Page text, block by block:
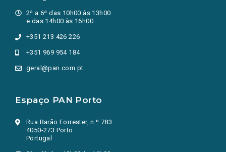
2ª a 6ª das 10h00 às 13h00
e das 14h00 às 16h00
+351 213 426 226
+351 969 954 184
geral@pan.com.pt
Espaço PAN Porto
Rua Barão Forrester, n.º 783
4050-273 Porto
Portugal